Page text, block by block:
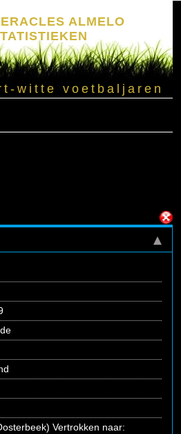
ALMELO
witte voetbaljaren
Vertrokken naar: